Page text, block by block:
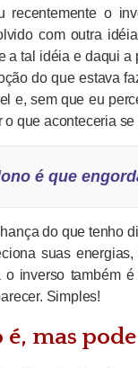
recentemente o
com outra
a tal idéia e daqui
do que estava
e, sem que eu
o que aconteceria
é que
do que tenho
suas
o inverso também
Simples!
é, mas